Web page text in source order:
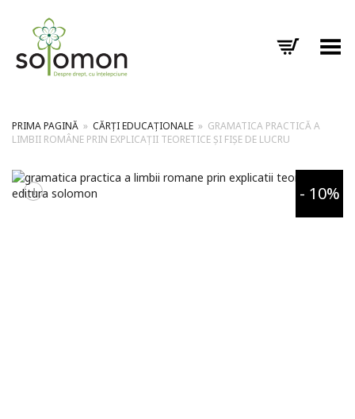
Toggle Menu
PRIMA PAGINĂ » CĂRȚI EDUCAȚIONALE » GRAMATICA PRACTICĂ A
LIMBII ROMÂNE PRIN EXPLICAȚII TEORETICE ȘI FIȘE DE LUCRU
- 10%
+